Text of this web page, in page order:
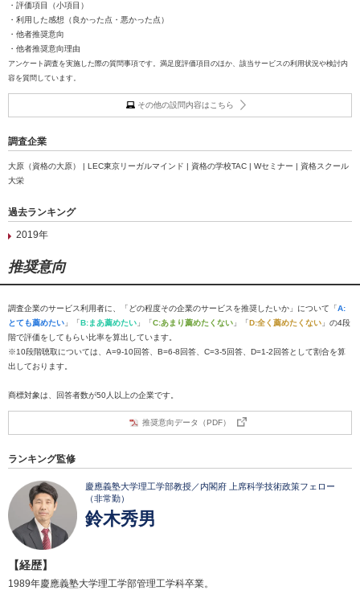
・評価項目（小項目）
・利用した感想（良かった点・悪かった点）
・他者推奨意向
・他者推奨意向理由
アンケート調査を実施した際の質問事項です。満足度評価項目のほか、該当サービスの利用状況や検討内
容を質問しています。
その他の設問内容はこちら
調査企業
大原（資格の大原） | LEC東京リーガルマインド | 資格の学校TAC | Wセミナー | 資格スクール
大栄
過去ランキング
2019年
推奨意向
調査企業のサービス利用者に、「どの程度その企業のサービスを推奨したいか」について「A:
とても薦めたい 」「B:まあ薦めたい 」「C:あまり薦めたくない 」「D:全く薦めたくない 」の4段
階で評価をしてもらい比率を算出しています。
※10段階聴取については、A=9-10回答、B=6-8回答、C=3-5回答、D=1-2回答として割合を算
出しております。
商標対象は、回答者数が50人以上の企業です。
推奨意向データ（PDF）
ランキング監修
慶應義塾大学理工学部教授／内閣府 上席科学技術政策フェロー
（非常勤）
鈴木秀男
【経歴】
1989年慶應義塾大学理工学部管理工学科卒業。